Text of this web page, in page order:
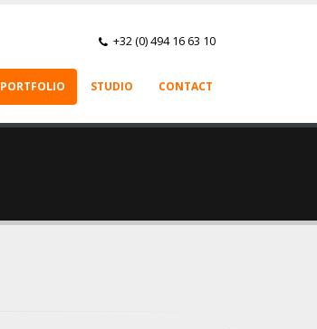
+32 (0) 494 16 63 10
PORTFOLIO STUDIO CONTACT